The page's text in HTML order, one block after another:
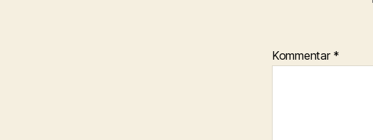
Kommentar *